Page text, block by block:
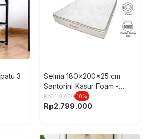
3
Selma 180x200x25 cm
Santorini Kasur Foam -
Putih
Rp3.119.000 10%
Rp2.799.000